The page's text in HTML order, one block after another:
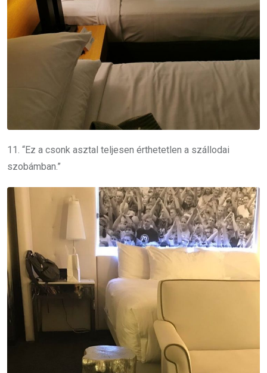
11. “Ez a csonk asztal teljesen érthetetlen a szállodai
szobámban.”